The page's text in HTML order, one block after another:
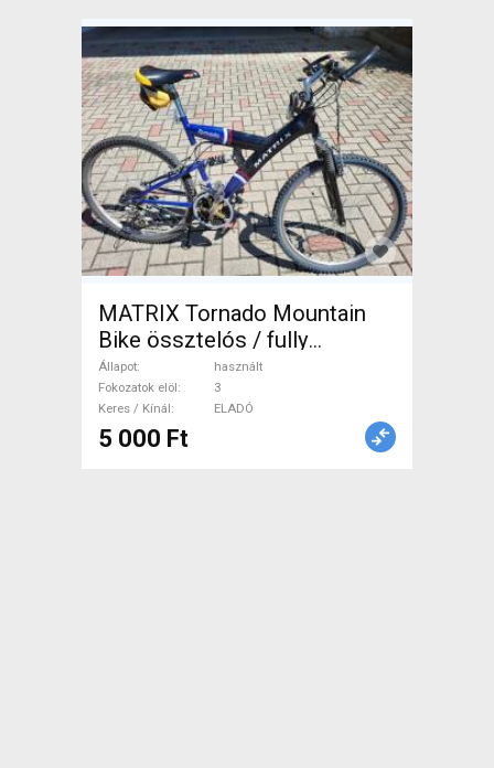
MATRIX Tornado Mountain
Bike össztelós / fully
használt ELADÓ
Állapot
használt
Fokozatok elöl
3
Keres / Kínál
ELADÓ
5 000 Ft